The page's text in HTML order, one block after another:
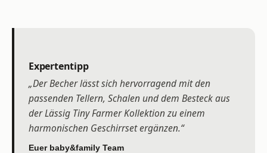
Expertentipp
„Der Becher lässt sich hervorragend mit den
passenden Tellern, Schalen und dem Besteck aus
der Lässig Tiny Farmer Kollektion zu einem
harmonischen Geschirrset ergänzen.“
Euer baby&family Team